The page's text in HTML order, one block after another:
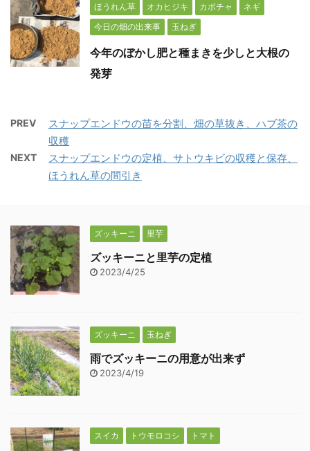
ほうれん草
オカヒジキ カボチャ
ネギ
今日の畑の出来事
玉ねぎ
今年のぼかし肥と種まきを少しと大根の
発芽
PREV
スナップエンドウの苗を分割、畑の草抜き、ハブ茶の
収穫
NEXT
スナップエンドウの定植、サトウキビの収穫と保存、
ほうれん草の間引き
ズッキーニ 里芋
ズッキーニと里芋の定植
2023/4/25
ズッキーニ 玉ねぎ
雨でズッキーニの用意が出来ず
2023/4/19
スイカ トウモロコシ トマト